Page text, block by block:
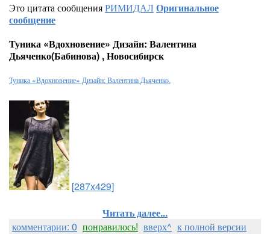
Это цитата сообщенияРИМИДАЛОригинальное
сообщение
Туника «Вдохновение» Дизайн: Валентина
Дьяченко(Бабинова) , Новосибирск
Туника «Вдохновение» Дизайн: Валентина Дьяченко.
[287x429]
Читать далее...
комментарии: 0 понравилось! вверх^ к полной версии